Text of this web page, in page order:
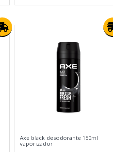
Axe black desodorante 150ml
vaporizador